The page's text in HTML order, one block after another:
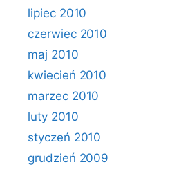
lipiec 2010
czerwiec 2010
maj 2010
kwiecień 2010
marzec 2010
luty 2010
styczeń 2010
grudzień 2009